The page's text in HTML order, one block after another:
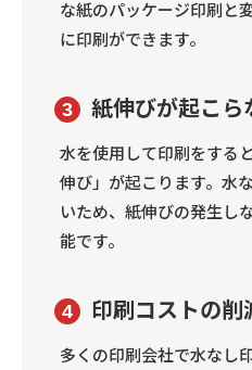
な紙のパッケージ印刷と
に印刷ができます。
3 紙伸びが起こら
水を使用して印刷をする
伸び」が起こります。水
いため、紙伸びの発生し
能です。
4 印刷コストの削
多くの印刷会社で水なし